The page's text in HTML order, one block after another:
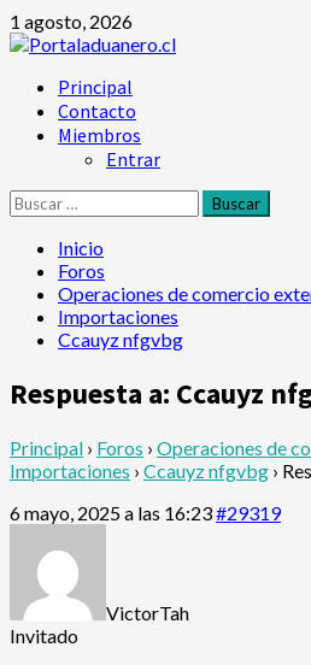
Saltar
al
1 agosto, 2026
Menú
principal
Principal
Contacto
Miembros
Entrar
Buscar:
Inicio
Foros
Operaciones de comercio
Importaciones
Ccauyz nfgvbg
Respuesta a: Ccauyz
Principal › Foros › Operaciones de
Importaciones › Ccauyz nfgvbg ›
6 mayo, 2025 a las 16:23#29319
VictorTah
Invitado